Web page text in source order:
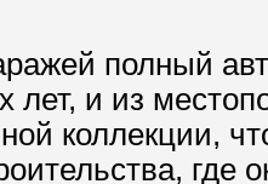
полный
лет, и из
коллекции,
где